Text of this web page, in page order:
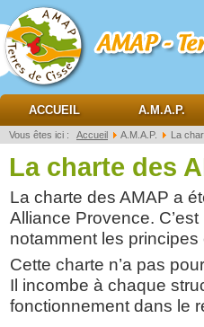
AMAP Terres de
ACCUEIL A.M.A.P.
Vous êtes ici : Accueil A.M.A.P. La
La charte des
La charte des AMAP a
Alliance Provence.
notamment les principes
Cette charte n’a pas
Il incombe à chaque
fonctionnement dans le